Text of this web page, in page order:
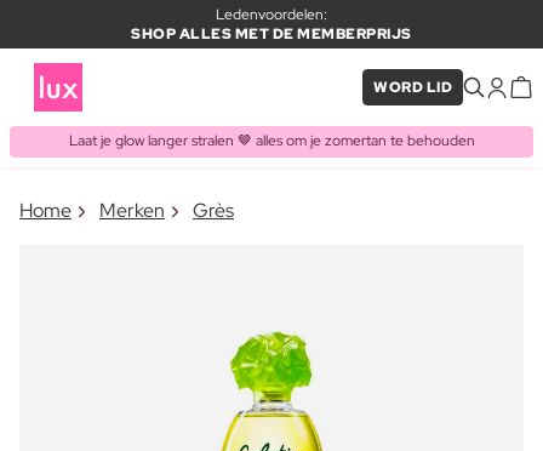
Ledenvoordelen:
SHOP ALLES MET DE MEMBERPRIJS
WORD LID
Laat je glow langer stralen 🤎 alles om je zomertan te behouden
ITEM TOEGEVOEGD AAN
Home Merken Grès